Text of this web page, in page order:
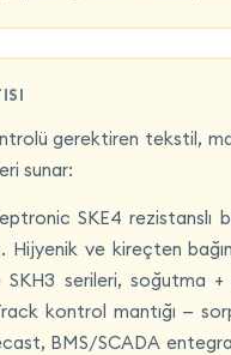
gerektiren tekstil,
sunar:
SKE4
Hijyenik ve kireçten
serileri, soğutma
kontrol mantığı —
BMS/SCADA